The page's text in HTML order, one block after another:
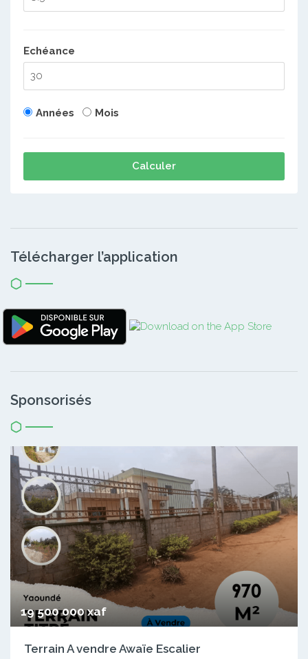
Echéance
Années Mois
Calculer
Télécharger l’application
Sponsorisés
19 500 000 xaf
Terrain A vendre Awaïe Escalier